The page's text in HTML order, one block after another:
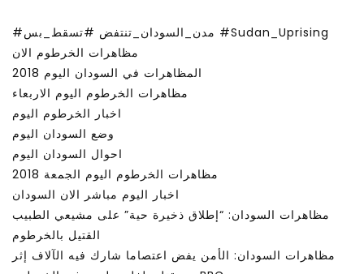
#مدن_السودان_تنتفض #تسقط_بس #Sudan_Uprising
مظاهرات الخرطوم الان
المظاهرات في السودان اليوم 2018
مظاهرات الخرطوم اليوم الاربعاء
اخبار الخرطوم اليوم
وضع السودان اليوم
احوال السودان اليوم
مظاهرات الخرطوم اليوم الجمعة 2018
اخبار اليوم مباشر الان السودان
مظاهرات السودان: “إطلاق ذخيرة حية” على مشيعي الطبيب
القتيل بالخرطوم
مظاهرات السودان: الأمن يفض اعتصاما شارك فيه الآلاف إثر